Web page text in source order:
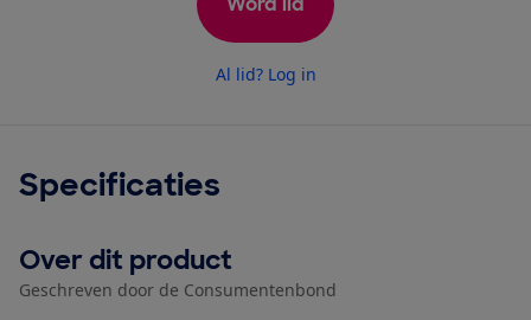
Al lid? Log in
Specificaties
Over dit product
Geschreven door de Consumentenbond